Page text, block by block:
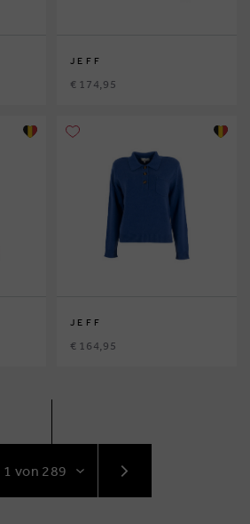
JEFF
€ 174,95
JEFF
€ 164,95
NÄCHSTE